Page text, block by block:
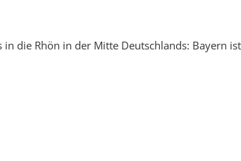
die Rhön in der Mitte Deutschlands: Bayern